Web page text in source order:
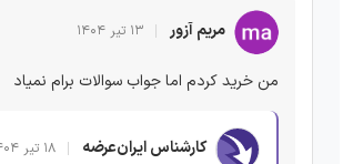
مریم آزور ۱۳ تیر ۱۴۰۴
من خرید کردم اما جواب سوالات برام نمیاد
کارشناس ایران‌عرضه ۱۸ تیر ۱۴۰۴